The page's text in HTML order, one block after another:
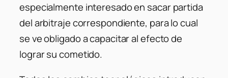
especialmente interesado en sacar partida
del arbitraje correspondiente, para lo cual
se ve obligado a capacitar al efecto de
lograr su cometido.